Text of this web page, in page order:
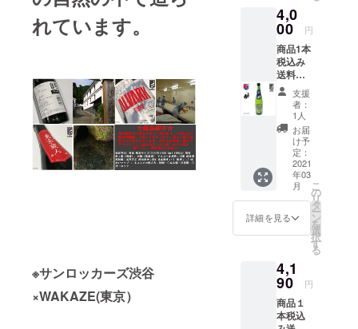
れています。
※サンロッカーズ渋谷
×WAKAZE(東京）
ススメ
の飲み
方:・常
温・冷
品サイ
ズ:190×
260×33
0（mm)
7680(g)
原材料:
米（国
産）、
米こう
じ（国
産米）
アル
コール
度数:１
５度以
度未満
成分等
百万石
精米歩
合:50%
日本酒
度:±0 酸
法の
「山廃
生酛」
と 「熟
成古
酒」に
こだわ
りのあ
る蔵”岩
瀬酒
造”の 日
本酒で
す。 保
存方法:
常温 製
品サイ
ズ:70×7
原材
料：
米・米
麹 アル
コール
ボレー
ション
日本酒
で
す。”吉
久保酒
造”は寛
政二年
創業、
全国新
酒鑑評
会など
で幾多
の金賞
を受賞
し、名
実とも
蔵で
す。 保
存方法:
常温 製
品サイ
4,0
00 円
商品1本
税込み
送料込
み+お礼
のメー
ル 男子
プロバ
スケッ
トボー
ルBリー
グクラ
ブ・ラ
イジン
グゼ
ファー
フクオ
蔵“三井
の寿”と
のコ
ラーボ
レー
支援
者：
1人
お届
け予
定：
2021
年03
月
詳細を見る
こ
の
リ
タ
ー
ン
を
選
択
す
る
4,1
90 円
商品１
本税込